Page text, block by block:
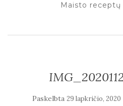
Maisto receptų
Paskelbta 29 lapkričio, 2020